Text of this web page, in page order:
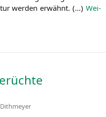
wer­den erwähnt. (…) Wei­